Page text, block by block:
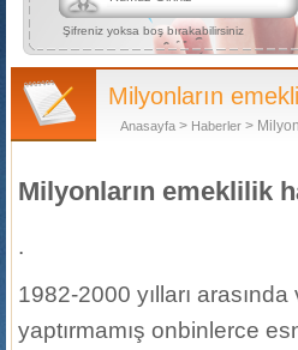
Şifreniz yoksa boş bırakabilirsiniz
Milyonların
Anasayfa > Haberler >
Milyonların emeklilik
.
1982-2000 yılları
yaptırmamış onbinlerce